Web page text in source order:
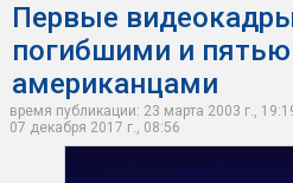
Первые
погибшими и
американцами
время публикации: 23 марта 2003 г.,
07 декабря 2017 г., 08:56